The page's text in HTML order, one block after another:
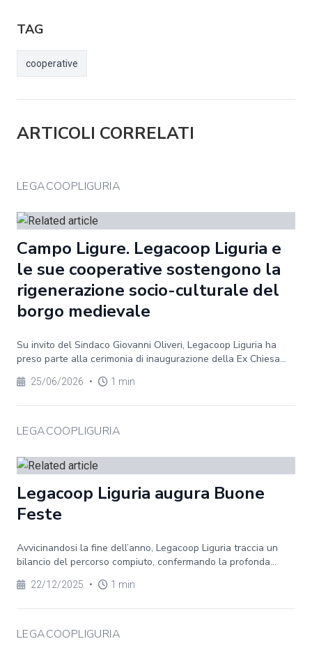
TAG
cooperative
ARTICOLI CORRELATI
LEGACOOPLIGURIA
Campo Ligure. Legacoop Liguria e
le sue cooperative sostengono la
rigenerazione socio-culturale del
borgo medievale
Su invito del Sindaco Giovanni Oliveri, Legacoop Liguria ha
preso parte alla cerimonia di inaugurazione della Ex Chiesa...
25/06/2026 • 1 min
LEGACOOPLIGURIA
Legacoop Liguria augura Buone
Feste
Avvicinandosi la fine dell’anno, Legacoop Liguria traccia un
bilancio del percorso compiuto, confermando la profonda...
22/12/2025 • 1 min
LEGACOOPLIGURIA